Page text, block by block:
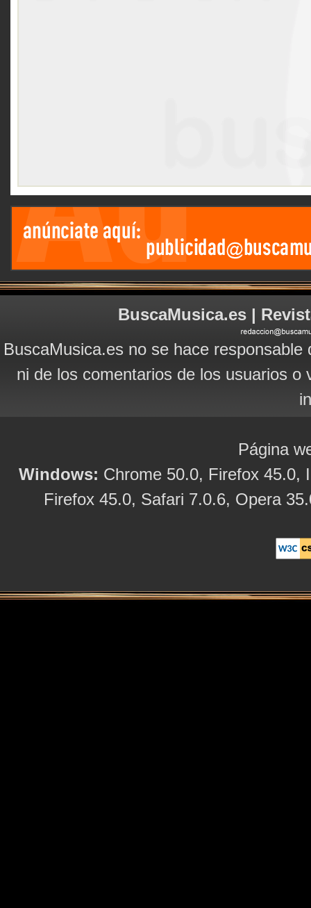
BuscaMusica.es |
BuscaMusica.es no se hace
ni de los comentarios de los usuarios
Página
Windows: Chrome 50.0, Firefox 45.0,
Firefox 45.0, Safari 7.0.6, Opera